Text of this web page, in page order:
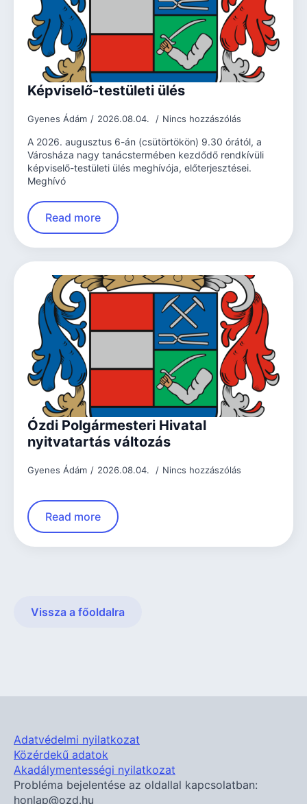
Képviselő-testületi ülés
Gyenes Ádám 2026.08.04. Nincs hozzászólás
A 2026. augusztus 6-án (csütörtökön) 9.30 órától, a
Városháza nagy tanácstermében kezdődő rendkívüli
képviselő-testületi ülés meghívója, előterjesztései.
Meghívó
Read more
Ózdi Polgármesteri Hivatal
nyitvatartás változás
Gyenes Ádám 2026.08.04. Nincs hozzászólás
Read more
Vissza a főoldalra
Adatvédelmi nyilatkozat
Közérdekű adatok
Akadálymentességi nyilatkozat
Probléma bejelentése az oldallal kapcsolatban:
honlap@ozd.hu